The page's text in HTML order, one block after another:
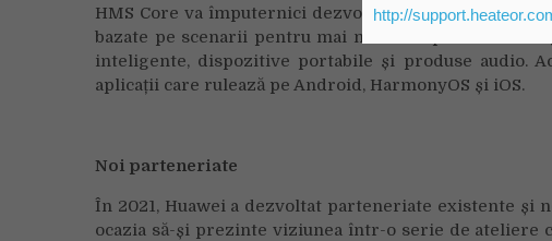
HMS Core va împuternici dezvoltatorii să creeze
bazate pe scenarii pentru mai multe dispozitive
inteligente, dispozitive portabile și produse audio.
aplicații care rulează pe Android, HarmonyOS și iOS.
Noi parteneriate
În 2021, Huawei a dezvoltat parteneriate existente și
ocazia să-și prezinte viziunea într-o serie de ateliere
http://